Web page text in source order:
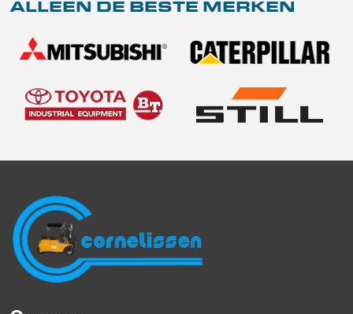
ALLEEN DE BESTE MERKEN